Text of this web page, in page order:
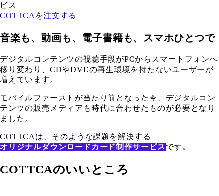
ビス
COTTCAを注文する
音楽も、動画も、電子書籍も、スマホひとつで
デジタルコンテンツの視聴手段がPCからスマートフォンへ
移り変わり、CDやDVDの再生環境を持たないユーザーが
増えています。
モバイルファーストが当たり前となった今、デジタルコン
テンツの販売メディアも時代に合わせたものが必要となり
ました。
COTTCAは、そのような課題を解決する
オリジナルダウンロードカード制作サービスです。
COTTCAのいいところ